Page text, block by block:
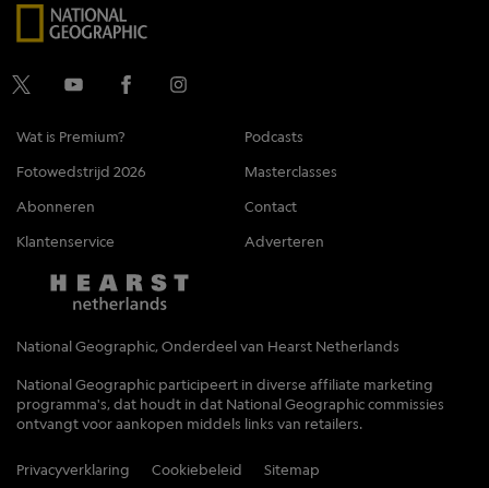
Wat is Premium?
Podcasts
Fotowedstrijd 2026
Masterclasses
Abonneren
Contact
Klantenservice
Adverteren
National Geographic, Onderdeel van Hearst Netherlands
National Geographic participeert in diverse affiliate marketing
programma's, dat houdt in dat National Geographic commissies
ontvangt voor aankopen middels links van retailers.
Privacyverklaring Cookiebeleid Sitemap